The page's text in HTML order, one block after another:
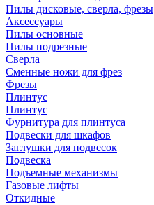
Пилы дисковые, сверла, фрезы
Аксессуары
Пилы основные
Пилы подрезные
Сверла
Сменные ножи для фрез
Фрезы
Плинтус
Плинтус
Фурнитура для плинтуса
Подвески для шкафов
Заглушки для подвесок
Подвеска
Подъемные механизмы
Газовые лифты
Откидные